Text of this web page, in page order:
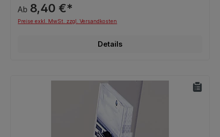
Ab 8,40 €*
Preise exkl. MwSt. zzgl. Versandkosten
Details